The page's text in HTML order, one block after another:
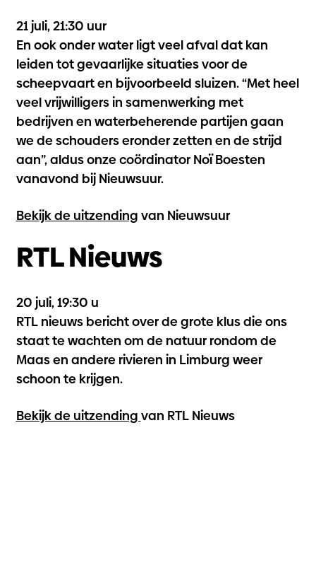
21 juli, 21:30 uur
En ook onder water ligt veel afval dat kan
leiden tot gevaarlijke situaties voor de
scheepvaart en bijvoorbeeld sluizen. “Met heel
veel vrijwilligers in samenwerking met
bedrijven en waterbeherende partijen gaan
we de schouders eronder zetten en de strijd
aan”, aldus onze coördinator Noï Boesten
vanavond bij Nieuwsuur.
Bekijk de uitzending van Nieuwsuur
RTL Nieuws
20 juli, 19:30 u
RTL nieuws bericht over de grote klus die ons
staat te wachten om de natuur rondom de
Maas en andere rivieren in Limburg weer
schoon te krijgen.
Bekijk de uitzending van RTL Nieuws